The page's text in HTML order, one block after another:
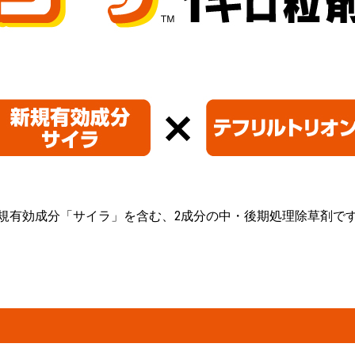
有効成分「サイラ」を含む、2成分の中・後期処理除草剤で